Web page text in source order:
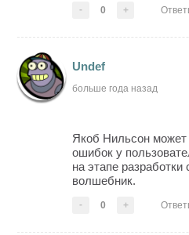
- 0 +
Undef
больше года назад
Якоб Нильсон может
ошибок у
на этапе
волшебник.
- 0 +